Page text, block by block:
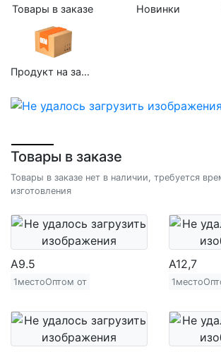
Товары в заказе Новинки
Продукт на заказ
Товары в заказе
Товары в заказе нет в наличии, требуется
изготовления
A9.5
1местоОптом от
A12,7